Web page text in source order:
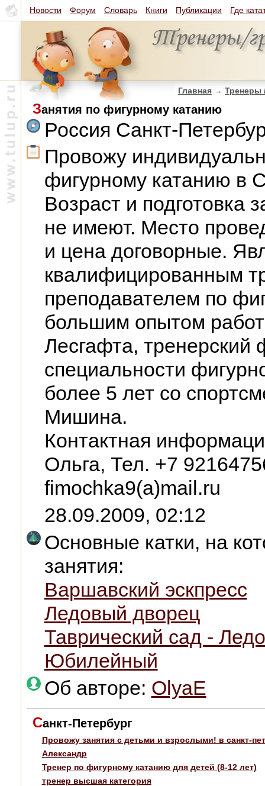
Новости Форум Словарь Книги Публикации Где
Главная → Тренеры
Занятия по фигурному катанию
Россия Санкт-
Провожу
фигурному катанию в
Возраст и подготовка
не имеют. Место
и цена договорные.
квалифицированным
преподавателем по
большим опытом
Лесгафта, тренерский
специальности
более 5 лет со
Мишина.
Контактная
Ольга, Тел. +7
fimochka9(a)mail.ru
28.09.2009, 02:12
Основные катки, на
занятия:
Варшавский эскпресс
Ледовый дворец
Таврический сад -
Юбилейный
Об авторе: OlyaE
Санкт-Петербург
Провожу занятия с детьми и взрослыми! в санкт-
Александр
Тренер по фигурному катанию для детей (8-12 лет)
тренер высшая категория